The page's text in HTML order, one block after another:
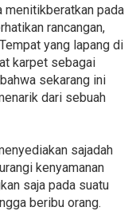
menitikberatkan pada
rancangan,
yang lapang di
karpet sebagai
sekarang ini
dari sebuah
sajadah
kenyamanan
saja pada suatu
beribu orang.